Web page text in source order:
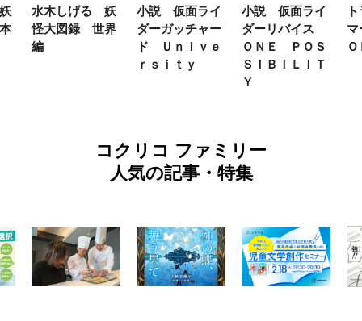
水木しげる 妖
怪大図録 世界
編
小説 仮面ライ
ダーガッチャー
ド Ｕｎｉｖｅ
ｒｓｉｔｙ
小説 仮面ライ
ダーリバイス
ＯＮＥ ＰＯＳ
ＳＩＢＩＬＩＴ
Ｙ
コクリコ ファミリー
人気の記事・特集